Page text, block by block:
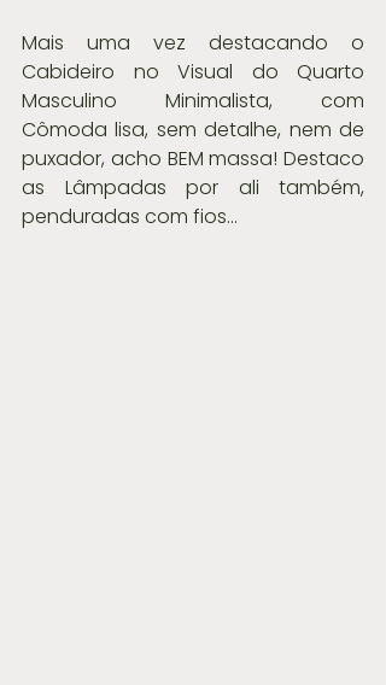
Mais uma vez destacando o
Cabideiro no Visual do Quarto
Masculino Minimalista, com
Cômoda lisa, sem detalhe, nem de
puxador, acho BEM massa! Destaco
as Lâmpadas por ali também,
penduradas com fios...